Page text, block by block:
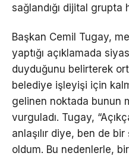
sağlandığı dijital grupta
Başkan Cemil Tugay,
yaptığı açıklamada
duyduğunu belirterek
belediye işleyişi için
gelinen noktada bunun
vurguladı. Tugay,
anlaşılır diye, ben de
oldum. Bu nedenlerle,